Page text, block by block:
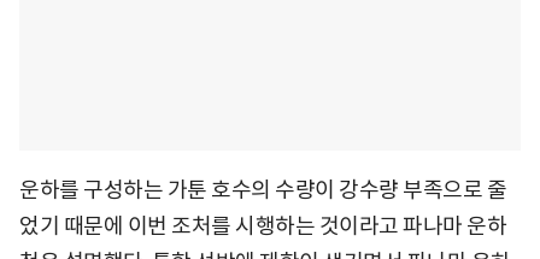
운하를 구성하는 가툰 호수의 수량이 강수량 부족으로 줄
었기 때문에 이번 조처를 시행하는 것이라고 파나마 운하